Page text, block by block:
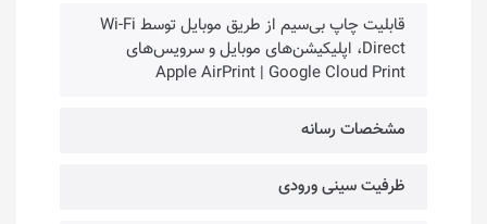
قابلیت چاپ بی‌سیم از طریق موبایل توسط Wi-Fi
Direct، اپلیکیشن‌های موبایل و سرویس‌های
Apple AirPrint | Google Cloud Print
مشخصات رسانه
ظرفیت سینی ورودی